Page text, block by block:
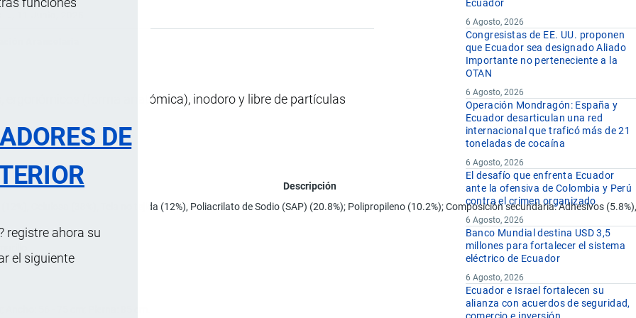
DE
registre ahora su
el siguiente
ergonómicos (forma anatómica), inodoro y libre de partículas
Descripción
(12%), Celulosa (38%), Tela no tejida (12%), Poliacrilato de Sodio (SAP) (20.8%); Polipropileno (10.2%); Composición secundaria: Adhesivos
Ecuador
6 Agosto, 2026
Congresistas de EE. UU. proponen
que Ecuador sea designado Aliado
Importante no perteneciente a la
OTAN
6 Agosto, 2026
Operación Mondragón: España y
Ecuador desarticulan una red
internacional que traficó más de 21
toneladas de cocaína
6 Agosto, 2026
El desafío que enfrenta Ecuador
ante la ofensiva de Colombia y Perú
contra el crimen organizado
6 Agosto, 2026
Banco Mundial destina USD 3,5
millones para fortalecer el sistema
eléctrico de Ecuador
6 Agosto, 2026
Ecuador e Israel fortalecen su
alianza con acuerdos de seguridad,